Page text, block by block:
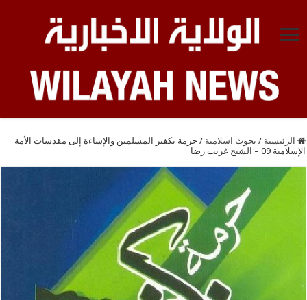
الرئيسية / بحوث اسلامية / حرمة تكفير المسلمين والإساءة إلى مقدسات الأمة
الإسلامية 09 – الشيخ غريب رضا